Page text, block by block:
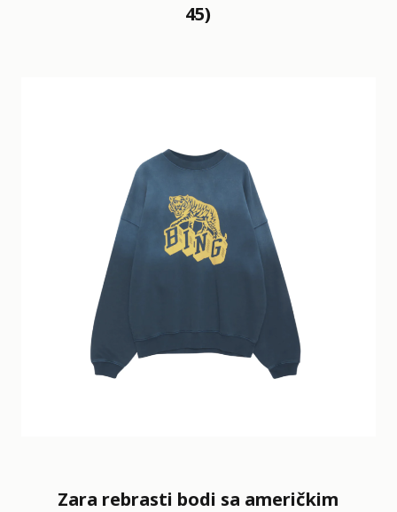
45)
Zara rebrasti bodi sa američkim